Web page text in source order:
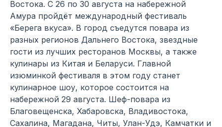
Востока. С 26 по 30 августа на набережной
Амура пройдёт международный фестиваль
«Берега вкуса». В город съедутся повара из
разных регионов Дальнего Востока, звездные
гости из лучших ресторанов Москвы, а также
кулинары из Китая и Беларуси. Главной
изюминкой фестиваля в этом году станет
кулинарное шоу, которое состоится на
набережной 29 августа. Шеф-повара из
Благовещенска, Хабаровска, Владивостока,
Сахалина, Магадана, Читы, Улан-Удэ, Камчатки и